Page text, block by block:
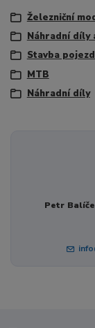
Železniční
Náhradní díly
Stavba
MTB
Náhradní díly
Petr